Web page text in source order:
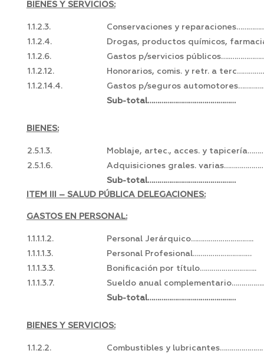
BIENES Y SERVICIOS:
1.1.2.3.
Conservaciones y
1.1.2.4.
Drogas, productos químicos,
1.1.2.6.
Gastos p/servicios
1.1.2.12.
Honorarios, comis. y retr. a
1.1.2.14.4.
Gastos p/seguros
Sub-total………………………………………
BIENES:
2.5.1.3.
Moblaje, artec., acces. y
2.5.1.6.
Adquisiciones grales.
Sub-total………………………………………
ITEM III – SALUD PÚBLICA DELEGACIONES:
GASTOS EN PERSONAL:
1.1.1.1.2.
Personal Jerárquico…………………………..
1.1.1.1.3.
Personal Profesional…………………………
1.1.1.3.3.
Bonificación por título………………………..
1.1.1.3.7.
Sueldo anual complementario……………..
Sub-total………………………………………
BIENES Y SERVICIOS:
1.1.2.2.
Combustibles y lubricantes………………….